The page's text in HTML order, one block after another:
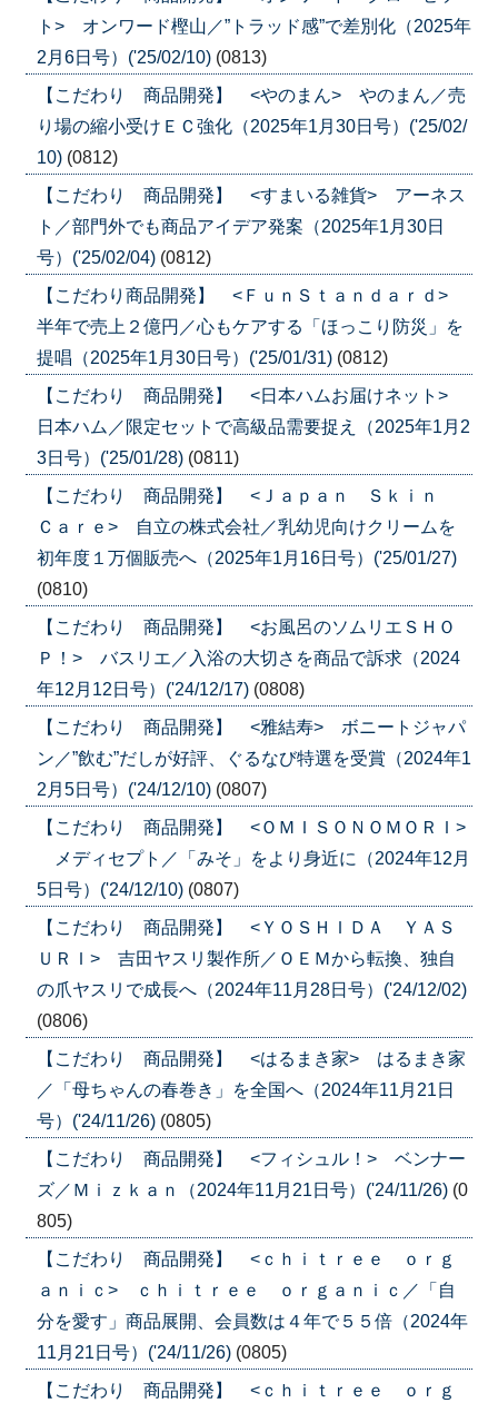
ト> オンワード樫山／”トラッド感”で差別化（2025年
2月6日号）('25/02/10) (0813)
【こだわり 商品開発】 <やのまん> やのまん／売
り場の縮小受けＥＣ強化（2025年1月30日号）('25/02/
10) (0812)
【こだわり 商品開発】 <すまいる雑貨> アーネス
ト／部門外でも商品アイデア発案（2025年1月30日
号）('25/02/04) (0812)
【こだわり商品開発】 <ＦｕｎＳｔａｎｄａｒｄ>
半年で売上２億円／心もケアする「ほっこり防災」を
提唱（2025年1月30日号）('25/01/31) (0812)
【こだわり 商品開発】 <日本ハムお届けネット>
日本ハム／限定セットで高級品需要捉え（2025年1月2
3日号）('25/01/28) (0811)
【こだわり 商品開発】 <Ｊａｐａｎ Ｓｋｉｎ
Ｃａｒｅ> 自立の株式会社／乳幼児向けクリームを
初年度１万個販売へ（2025年1月16日号）('25/01/27)
(0810)
【こだわり 商品開発】 <お風呂のソムリエＳＨＯ
Ｐ！> バスリエ／入浴の大切さを商品で訴求（2024
年12月12日号）('24/12/17) (0808)
【こだわり 商品開発】 <雅結寿> ボニートジャパ
ン／”飲む”だしが好評、ぐるなび特選を受賞（2024年1
2月5日号）('24/12/10) (0807)
【こだわり 商品開発】 <ＯＭＩＳＯＮＯＭＯＲＩ>
メディセプト／「みそ」をより身近に（2024年12月
5日号）('24/12/10) (0807)
【こだわり 商品開発】 <ＹＯＳＨＩＤＡ ＹＡＳ
ＵＲＩ> 吉田ヤスリ製作所／ＯＥＭから転換、独自
の爪ヤスリで成長へ（2024年11月28日号）('24/12/02)
(0806)
【こだわり 商品開発】 <はるまき家> はるまき家
／「母ちゃんの春巻き」を全国へ（2024年11月21日
号）('24/11/26) (0805)
【こだわり 商品開発】 <フィシュル！> ベンナー
ズ／Ｍｉｚｋａｎ（2024年11月21日号）('24/11/26) (0
805)
【こだわり 商品開発】 <ｃｈｉｔｒｅｅ ｏｒｇ
ａｎｉｃ> ｃｈｉｔｒｅｅ ｏｒｇａｎｉｃ／「自
分を愛す」商品展開、会員数は４年で５５倍（2024年
11月21日号）('24/11/26) (0805)
【こだわり 商品開発】 <ｃｈｉｔｒｅｅ ｏｒｇ